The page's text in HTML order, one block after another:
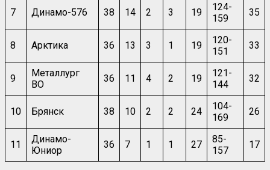
7 Динамо-576 38 14 2 3 19
124-
159
35
8 Арктика 36 13 3 1 19
120-
151
33
9
Металлург
ВО
36 11 4 2 19
121-
144
32
10 Брянск 38 10 2 2 24
104-
169
26
11
Динамо-
Юниор
36 7 1 1 27
85-
157
17